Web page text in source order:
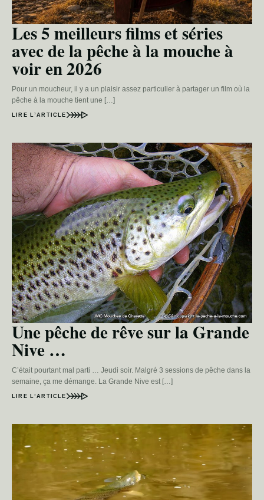
Les 5 meilleurs films et séries
avec de la pêche à la mouche à
voir en 2026
Pour un moucheur, il y a un plaisir assez particulier à partager un film où la
pêche à la mouche tient une […]
LIRE L’ARTICLE
Une pêche de rêve sur la Grande
Nive …
C’était pourtant mal parti … Jeudi soir. Malgré 3 sessions de pêche dans la
semaine, ça me démange. La Grande Nive est […]
LIRE L’ARTICLE